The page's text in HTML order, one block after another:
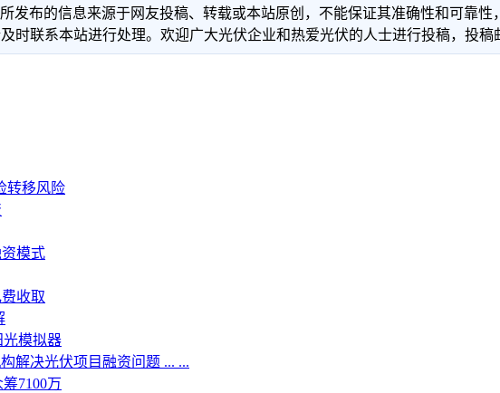
发布的信息来源于网友投稿、转载或本站原创，不能保证其准确性和可靠
时联系本站进行处理。欢迎广大光伏企业和热爱光伏的人士进行投稿，投稿邮
转移风险
模式
收取
光模拟器
解决光伏项目融资问题 ... ...
7100万